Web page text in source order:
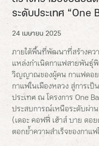
ระดับประเทศ “One
24 เมษายน 2025
ภายใต้พื้นที่พัฒนาที่สร้างคว
แหล่งกำเนิดกาแฟสายพันธุ์
วิญญาณของผู้คน กาแฟดอย
กาแฟในเมืองหลวง สู่การเ
ประเทศ ณ โครงการ One
ประสบการณ์เหนือระดับผ่า
(เดอะ คอฟฟี่ เฮ้าส์ บาย ดอ
ตอกย้ำความสำเร็จของกาแ